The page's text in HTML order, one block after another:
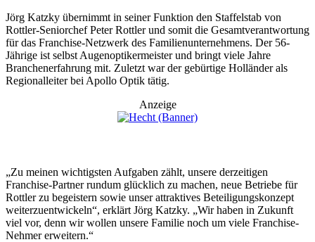
Jörg Katzky übernimmt in seiner Funktion den Staffelstab von
Rottler-Seniorchef Peter Rottler und somit die Gesamtverantwortung
für das Franchise-Netzwerk des Familienunternehmens. Der 56-
Jährige ist selbst Augenoptikermeister und bringt viele Jahre
Branchenerfahrung mit. Zuletzt war der gebürtige Holländer als
Regionalleiter bei Apollo Optik tätig.
Anzeige
„Zu meinen wichtigsten Aufgaben zählt, unsere derzeitigen
Franchise-Partner rundum glücklich zu machen, neue Betriebe für
Rottler zu begeistern sowie unser attraktives Beteiligungskonzept
weiterzuentwickeln“, erklärt Jörg Katzky. „Wir haben in Zukunft
viel vor, denn wir wollen unsere Familie noch um viele Franchise-
Nehmer erweitern.“